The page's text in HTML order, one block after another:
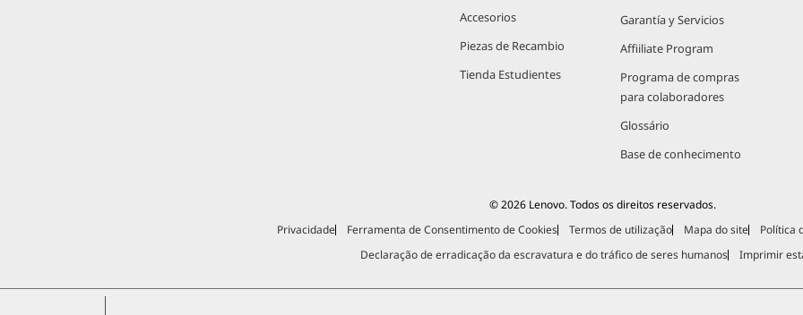
Accesorios
Piezas de Recambio
Tienda Estudientes
Garantía y Servicios
Affiiliate Program
Programa de compras
para colaboradores
Glossário
Base de conhecimento
© 2026 Lenovo. Todos os direitos reservados.
Privacidade
Ferramenta de Consentimento de Cookies Termos de utilização Mapa do site
Política
Declaração de erradicação da escravatura e do tráfico de seres humanos
Imprimir